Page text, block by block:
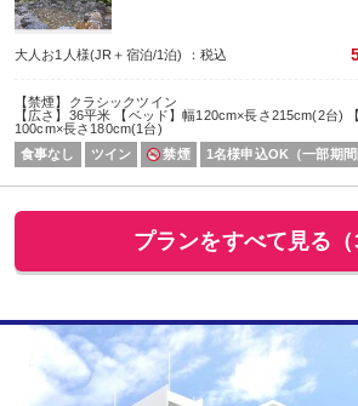
大人お1人様(JR＋宿泊/1泊) ：税込
【禁煙】クラシックツイン
【広さ】36平米 【ベッド】幅120cm×長さ215cm(2台)
100cm×長さ180cm(1台)
食事なし
ツイン 禁煙 1名様申込OK（一部期間
プランをすべて見る（